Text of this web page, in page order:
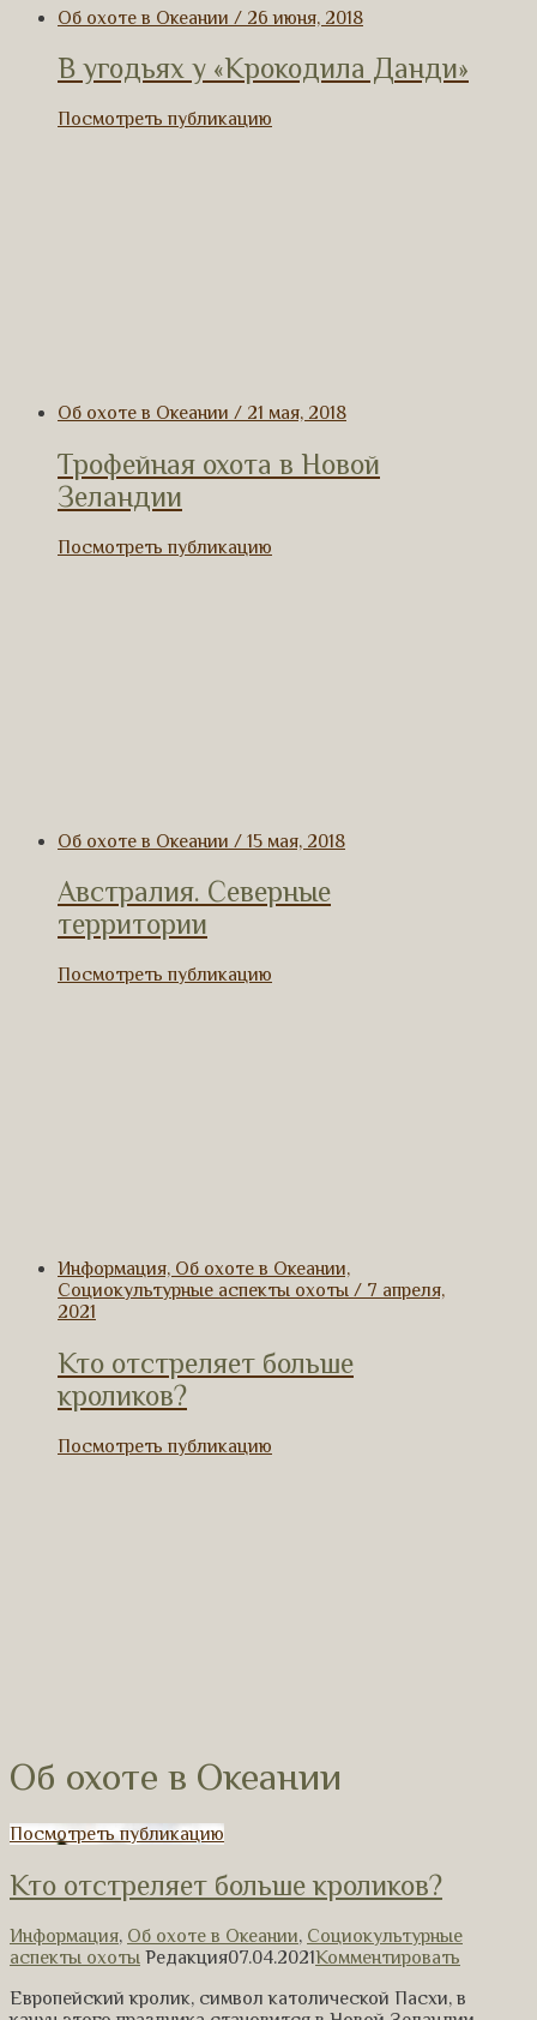
Об охоте в Океании / 26 июня, 2018
В угодьях у «Крокодила Данди»
Посмотреть публикацию
Об охоте в Океании / 21 мая, 2018
Трофейная охота в Новой
Зеландии
Посмотреть публикацию
Об охоте в Океании / 15 мая, 2018
Австралия. Северные
территории
Посмотреть публикацию
Информация, Об охоте в Океании,
Социокультурные аспекты охоты / 7 апреля,
2021
Кто отстреляет больше
кроликов?
Посмотреть публикацию
Об охоте в Океании
Посмотреть публикацию
Кто отстреляет больше кроликов?
Информация, Об охоте в Океании, Социокультурные
аспекты охоты Редакция07.04.2021Комментировать
Европейский кролик, символ католической Пасхи, в